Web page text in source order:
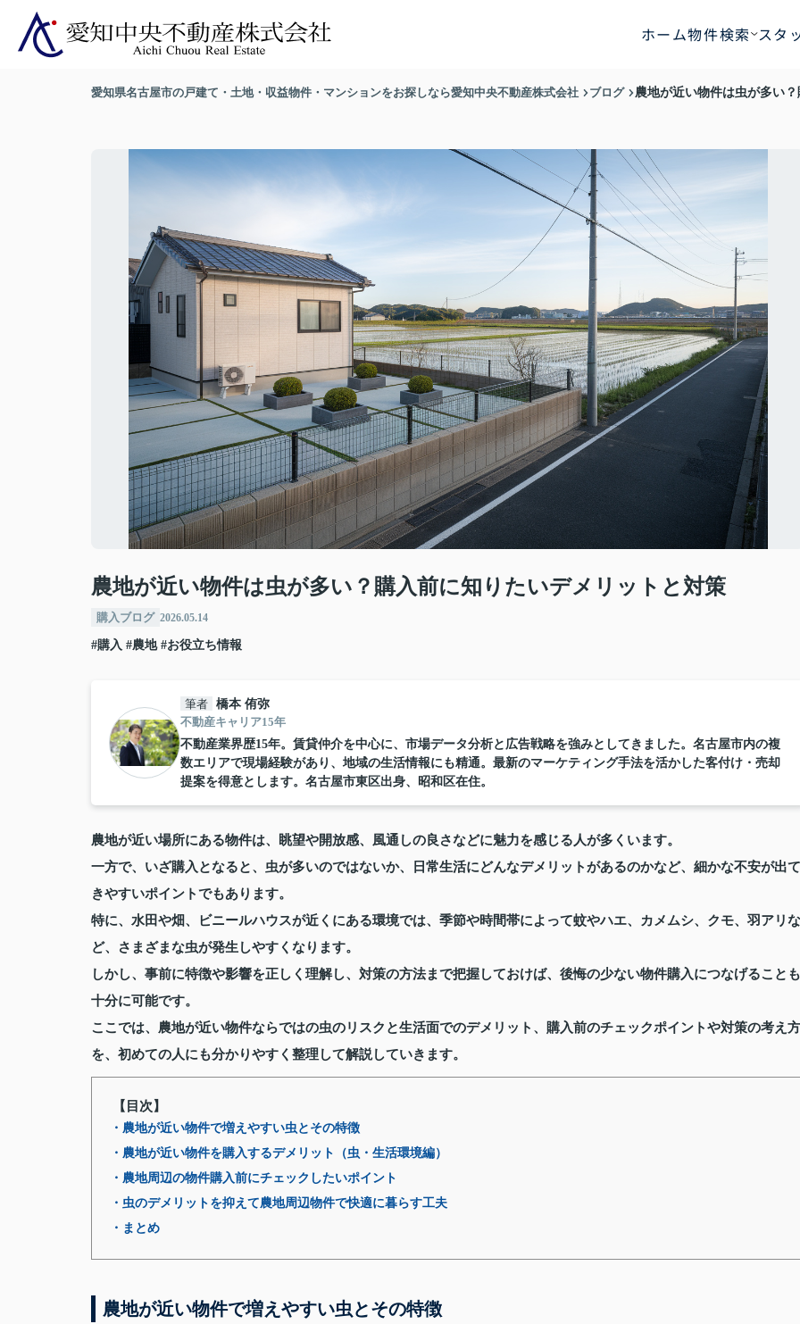
ホーム物件検索 スタ
愛知県名古屋市の戸建て・土地・収益物件・マンションをお探しなら愛知中央不動産株式会社 ブログ 農地が近い物件は虫が多い
農地が近い物件は虫が多い？購入前に知りたいデメリットと対策
購入ブログ 2026.05.14
#購入 #農地 #お役立ち情報
筆者 橋本 侑弥
不動産キャリア15年
不動産業界歴15年。賃貸仲介を中心に、市場データ分析と広告戦略を強みとしてきました。名古屋市内の複
数エリアで現場経験があり、地域の生活情報にも精通。最新のマーケティング手法を活かした客付け・売却
提案を得意とします。名古屋市東区出身、昭和区在住。
農地が近い場所にある物件は、眺望や開放感、風通しの良さなどに魅力を感じる人が多くいます。
一方で、いざ購入となると、虫が多いのではないか、日常生活にどんなデメリットがあるのかなど、細かな不安が出て
きやすいポイントでもあります。
特に、水田や畑、ビニールハウスが近くにある環境では、季節や時間帯によって蚊やハエ、カメムシ、クモ、羽アリな
ど、さまざまな虫が発生しやすくなります。
しかし、事前に特徴や影響を正しく理解し、対策の方法まで把握しておけば、後悔の少ない物件購入につなげることも
十分に可能です。
ここでは、農地が近い物件ならではの虫のリスクと生活面でのデメリット、購入前のチェックポイントや対策の考え方
を、初めての人にも分かりやすく整理して解説していきます。
【目次】
・農地が近い物件で増えやすい虫とその特徴
・農地が近い物件を購入するデメリット（虫・生活環境編）
・農地周辺の物件購入前にチェックしたいポイント
・虫のデメリットを抑えて農地周辺物件で快適に暮らす工夫
・まとめ
農地が近い物件で増えやすい虫とその特徴